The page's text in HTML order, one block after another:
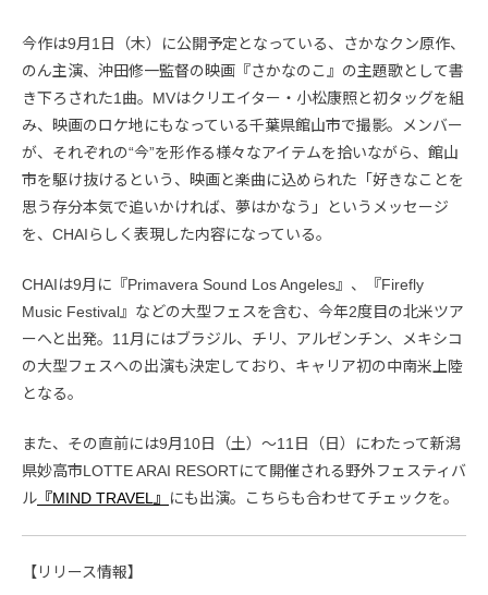
今作は9月1日（木）に公開予定となっている、さかなクン原作、
のん主演、沖田修一監督の映画『さかなのこ』の主題歌として書
き下ろされた1曲。MVはクリエイター・小松康照と初タッグを組
み、映画のロケ地にもなっている千葉県館山市で撮影。メンバー
が、それぞれの“今”を形作る様々なアイテムを拾いながら、館山
市を駆け抜けるという、映画と楽曲に込められた「好きなことを
思う存分本気で追いかければ、夢はかなう」というメッセージ
を、CHAIらしく表現した内容になっている。
CHAIは9月に『Primavera Sound Los Angeles』、『Firefly
Music Festival』などの大型フェスを含む、今年2度目の北米ツア
ーへと出発。11月にはブラジル、チリ、アルゼンチン、メキシコ
の大型フェスへの出演も決定しており、キャリア初の中南米上陸
となる。
また、その直前には9月10日（土）〜11日（日）にわたって新潟
県妙高市LOTTE ARAI RESORTにて開催される野外フェスティバ
ル 『MIND TRAVEL』 にも出演。こちらも合わせてチェックを。
【リリース情報】